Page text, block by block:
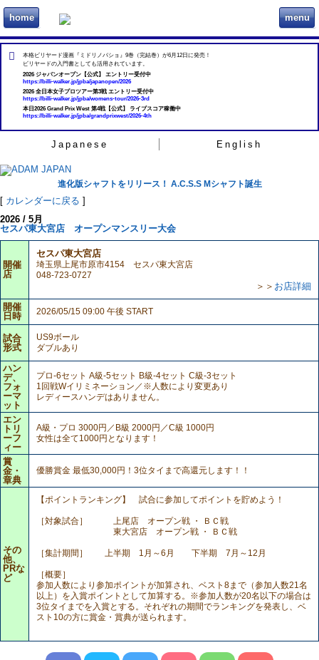
home ビリヲカ menu
本格ビリヤード漫画『ミドリノバショ』9巻（完結巻）が6月12日に発売！
ビリヤードの入門書としても活用されています。
2026 ジャパンオープン【公式】 エントリー受付中
https://billi-walker.jp/jpba/japanopen/2026
2026 全日本女子プロツアー第3戦 エントリー受付中
https://billi-walker.jp/jpba/womens-tour/2026-3rd
本日2026 Grand Prix West 第4戦【公式】 ライブスコア稼働中
https://billi-walker.jp/jpba/grandprixwest/2026-4th
Japanese English
進化版シャフトをリリース！ A.C.S.S Mシャフト誕生
[ カレンダーに戻る ]
2026 / 5月
セスパ東大宮店 オープンマンスリー大会
開催
店
セスパ東大宮店
埼玉県上尾市原市4154 セスパ東大宮店
048-723-0727
＞＞ お店詳細
開催
日時
2026/05/15 09:00 午後 START
試合
形式
US9ボール
ダブルあり
ハン
デ、
フォ
ーマ
ット
プロ-6セット A級-5セット B級-4セット C級-3セット
1回戦Wイリミネーション／※人数により変更あり
レディースハンデはありません。
エン
トリ
ーフ
ィー
A級・プロ 3000円／B級 2000円／C級 1000円
女性は全て1000円となります！
賞
金・
章典
優勝賞金 最低30,000円！3位タイまで高還元します！！
その
他、
PRな
ど
【ポイントランキング】 試合に参加してポイントを貯めよう！
［対象試合］ 上尾店 オープン戦 ・ ＢＣ戦
東大宮店 オープン戦 ・ ＢＣ戦
［集計期間］ 上半期 1月～6月 下半期 7月～12月
［概要］
参加人数により参加ポイントが加算され、ベスト8まで（参加人数21名
以上）を入賞ポイントとして加算する。※参加人数が20名以下の場合は
3位タイまでを入賞とする。それぞれの期間でランキングを発表し、ベ
スト10の方に賞金・賞典が送られます。